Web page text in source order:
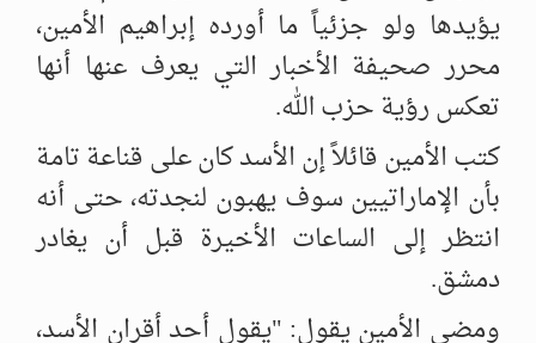
يؤيدها ولو جزئياً ما أورده ‏إبراهيم الأمين،
محرر صحيفة الأخبار التي يعرف عنها أنها
تعكس رؤية حزب ‏الله. ‏
كتب الأمين قائلاً إن الأسد كان على قناعة تامة
بأن الإماراتيين سوف يهبون ‏لنجدته، حتى أنه
انتظر إلى الساعات الأخيرة قبل أن يغادر
دمشق. ‏
ومضى الأمين يقول: "يقول أحد أقران الأسد،